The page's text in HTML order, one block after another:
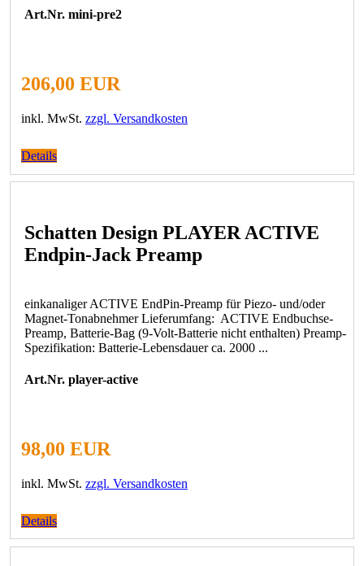
Art.Nr. mini-pre2
206,00 EUR
inkl. MwSt. zzgl. Versandkosten
Details
Schatten Design PLAYER ACTIVE
Endpin-Jack Preamp
einkanaliger ACTIVE EndPin-Preamp für Piezo- und/oder
Magnet-Tonabnehmer Lieferumfang: ACTIVE Endbuchse-
Preamp, Batterie-Bag (9-Volt-Batterie nicht enthalten) Preamp-
Spezifikation: Batterie-Lebensdauer ca. 2000 ...
Art.Nr. player-active
98,00 EUR
inkl. MwSt. zzgl. Versandkosten
Details